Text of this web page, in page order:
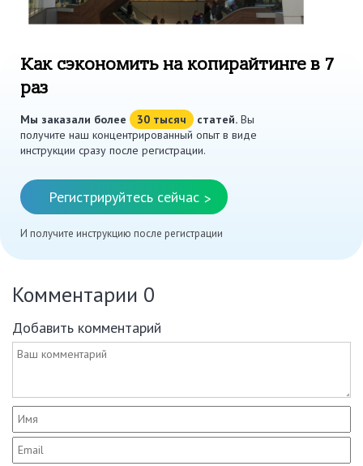
Как сэкономить на копирайтинге в 7
раз
Мы заказали более 30 тысяч статей. Вы
получите наш концентрированный опыт в виде
инструкции сразу после регистрации.
Регистрируйтесь сейчас >
И получите инструкцию после регистрации
Комментарии 0
Добавить комментарий